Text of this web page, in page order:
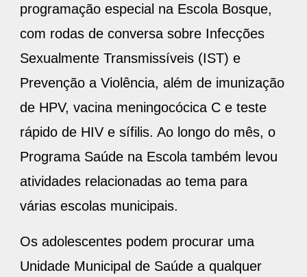
programação especial na Escola Bosque,
com rodas de conversa sobre Infecções
Sexualmente Transmissíveis (IST) e
Prevenção a Violência, além de imunização
de HPV, vacina meningocócica C e teste
rápido de HIV e sífilis. Ao longo do mês, o
Programa Saúde na Escola também levou
atividades relacionadas ao tema para
várias escolas municipais.
Os adolescentes podem procurar uma
Unidade Municipal de Saúde a qualquer